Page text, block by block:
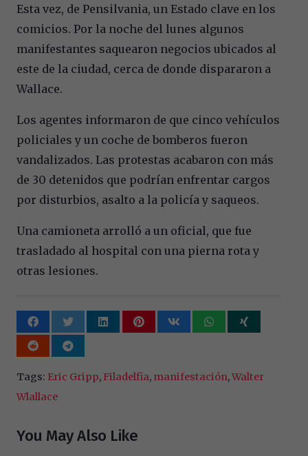
Esta vez, de Pensilvania, un Estado clave en los
comicios. Por la noche del lunes algunos
manifestantes saquearon negocios ubicados al
este de la ciudad, cerca de donde dispararon a
Wallace.
Los agentes informaron de que cinco vehículos
policiales y un coche de bomberos fueron
vandalizados. Las protestas acabaron con más
de 30 detenidos que podrían enfrentar cargos
por disturbios, asalto a la policía y saqueos.
Una camioneta arrolló a un oficial, que fue
trasladado al hospital con una pierna rota y
otras lesiones.
Tags: Eric Gripp, Filadelfia, manifestación,Walter
Wlallace
You May Also Like